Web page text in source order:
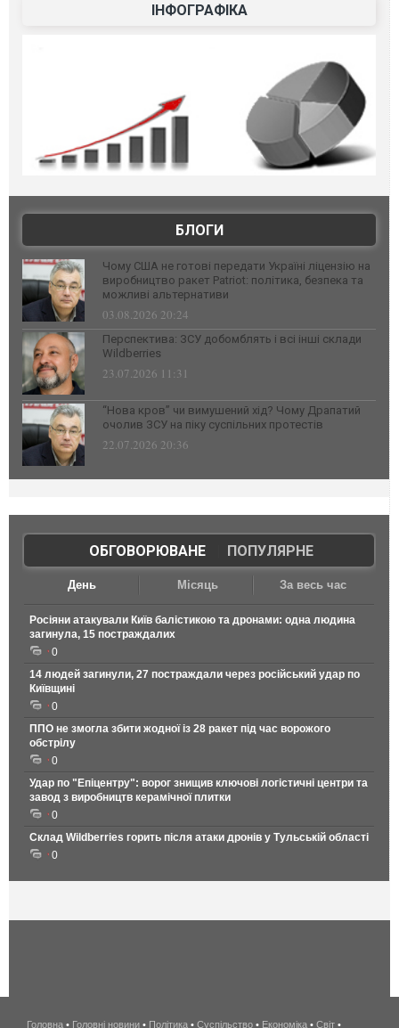
ІНФОГРАФІКА
БЛОГИ
Чому США не готові передати Україні ліцензію на
виробництво ракет Patriot: політика, безпека та
можливі альтернативи
03.08.2026 20:24
Перспектива: ЗСУ добомблять і всі інші склади
Wildberries
23.07.2026 11:31
“Нова кров” чи вимушений хід? Чому Драпатий
очолив ЗСУ на піку суспільних протестів
22.07.2026 20:36
ОБГОВОРЮВАНЕ| ПОПУЛЯРНЕ
День Місяць За весь час
Росіяни атакували Київ балістикою та дронами: одна людина
загинула, 15 постраждалих
0
14 людей загинули, 27 постраждали через російський удар по
Київщині
0
ППО не змогла збити жодної із 28 ракет під час ворожого
обстрілу
0
Удар по "Епіцентру": ворог знищив ключові логістичні центри та
завод з виробництв керамічної плитки
0
Склад Wildberries горить після атаки дронів у Тульській області
0
беспроводной
Головна • Головні новини • Політика • Суспільство • Економіка • Світ •